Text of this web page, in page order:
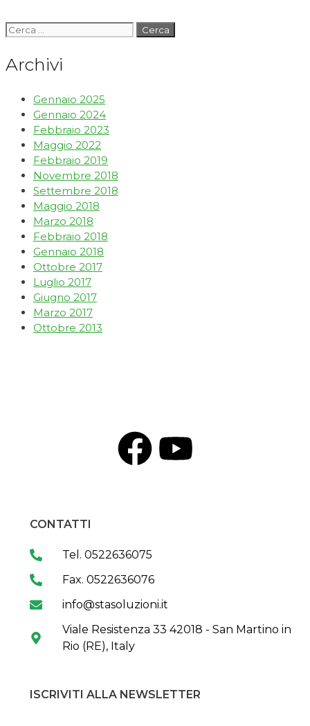
Archivi
Gennaio 2025
Gennaio 2024
Febbraio 2023
Maggio 2022
Febbraio 2019
Novembre 2018
Settembre 2018
Maggio 2018
Marzo 2018
Febbraio 2018
Gennaio 2018
Ottobre 2017
Luglio 2017
Giugno 2017
Marzo 2017
Ottobre 2013
CONTATTI
Tel. 0522636075
Fax. 0522636076
info@stasoluzioni.it
Viale Resistenza 33 42018 - San Martino in
Rio (RE), Italy
ISCRIVITI ALLA NEWSLETTER